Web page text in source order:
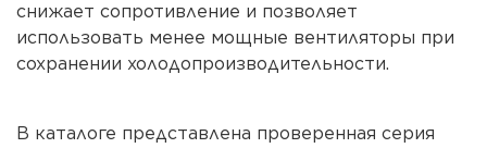
снижает сопротивление и позволяет
использовать менее мощные вентиляторы при
сохранении холодопроизводительности.
В каталоге представлена проверенная серия